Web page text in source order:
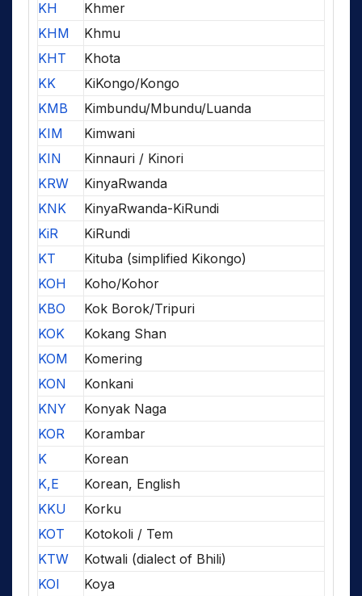
KH
Khmer
KHM
Khmu
KHT
Khota
KK
KiKongo/Kongo
KMB
Kimbundu/Mbundu/Luanda
KIM
Kimwani
KIN
Kinnauri / Kinori
KRW
KinyaRwanda
KNK
KinyaRwanda-KiRundi
KiR
KiRundi
KT
Kituba (simplified Kikongo)
KOH
Koho/Kohor
KBO
Kok Borok/Tripuri
KOK
Kokang Shan
KOM
Komering
KON
Konkani
KNY
Konyak Naga
KOR
Korambar
K
Korean
K,E
Korean, English
KKU
Korku
KOT
Kotokoli / Tem
KTW
Kotwali (dialect of Bhili)
KOI
Koya